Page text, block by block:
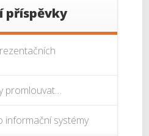
příspěvky
promlouvat…
informační systémy